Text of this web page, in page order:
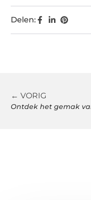
Delen:
← VORIG
Ontdek het gemak